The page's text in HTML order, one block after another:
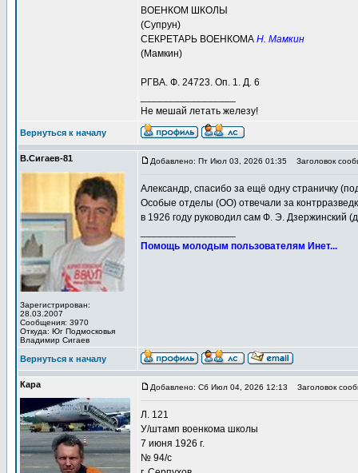
ВОЕНКОМ ШКОЛЫ
(Супрун)
СЕКРЕТАРЬ ВОЕНКОМА Н. Мамкин
(Мамкин)
РГВА. Ф. 24723. Оп. 1. Д. 6
Не мешай летать железу!
Вернуться к началу
В.Сигаев-81
Зарегистрирован:
28.03.2007
Сообщения: 3970
Откуда: Юг Подмосковья
Владимир Сигаев
Добавлено: Пт Июл 03, 2026 01:35 Заголовок
Александр, спасибо за ещё одну страничку
Особые отделы (ОО) отвечали за
в 1926 году руководил сам Ф. Э. Дзержинский
Помощь молодым пользователям Инет...
Вернуться к началу
Кара Добавлено: Сб Июл 04, 2026 12:13 Заголовок
Л. 121
У/штамп военкома школы
7 июня 1926 г.
№ 94/с